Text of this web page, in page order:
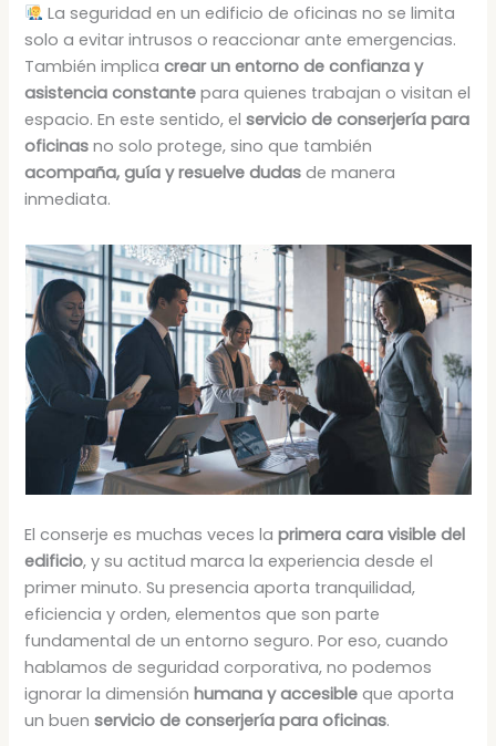
La seguridad en un edificio de oficinas no se limita
solo a evitar intrusos o reaccionar ante emergencias.
También implicacrear un entorno de confianza y
asistencia constante para quienes trabajan o visitan el
espacio. En este sentido, elservicio de conserjería para
oficinas no solo protege, sino que también
acompaña, guía y resuelve dudas de manera
inmediata.
El conserje es muchas veces laprimera cara visible del
edificio, y su actitud marca la experiencia desde el
primer minuto. Su presencia aporta tranquilidad,
eficiencia y orden, elementos que son parte
fundamental de un entorno seguro. Por eso, cuando
hablamos de seguridad corporativa, no podemos
ignorar la dimensiónhumana y accesible que aporta
un buenservicio de conserjería para oficinas.